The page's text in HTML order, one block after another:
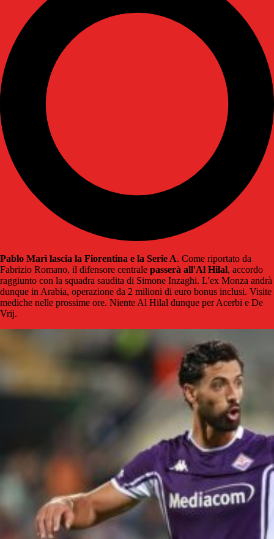
Pablo Marì lascia la Fiorentina e la Serie A. Come riportato da
Fabrizio Romano, il difensore centrale passerà all'Al Hilal, accordo
raggiunto con la squadra saudita di Simone Inzaghi. L'ex Monza andrà
dunque in Arabia, operazione da 2 milioni di euro bonus inclusi. Visite
mediche nelle prossime ore. Niente Al Hilal dunque per Acerbi e De
Vrij.